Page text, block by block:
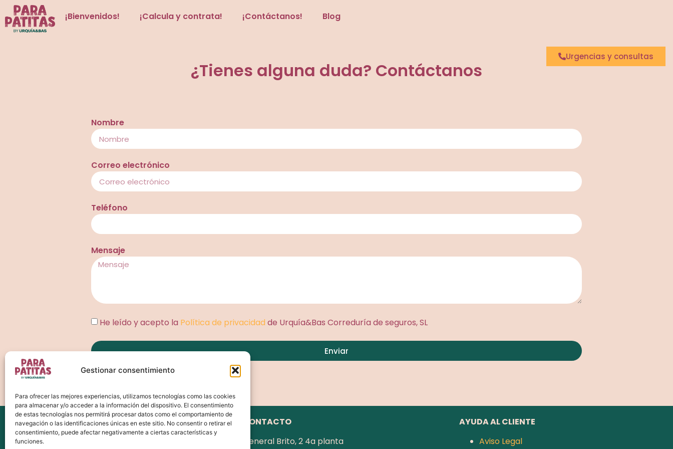
Gestionar consentimiento
Para ofrecer las mejores experiencias, utilizamos tecnologías como las cookies
para almacenar y/o acceder a la información del dispositivo. El consentimiento
de estas tecnologías nos permitirá procesar datos como el comportamiento de
navegación o las identificaciones únicas en este sitio. No consentir o retirar el
consentimiento, puede afectar negativamente a ciertas características y
funciones.
¡Bienvenidos! ¡Calcula y contrata! ¡Contáctanos! Blog
¿Tienes alguna duda? Contáctanos
Nombre
Correo electrónico
Teléfono
Mensaje
He leído y acepto la Política de privacidad de Urquía&Bas Correduría de seguros, SL
Enviar
CONTACTO
General Brito, 2 4a planta
AYUDA AL CLIENTE
Aviso Legal
Urgencias y consultas